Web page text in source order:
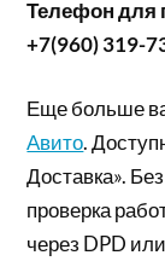
Телефон для
+7(960) 319-
Еще больше
Авито.
Доставка».
проверка
через DPD